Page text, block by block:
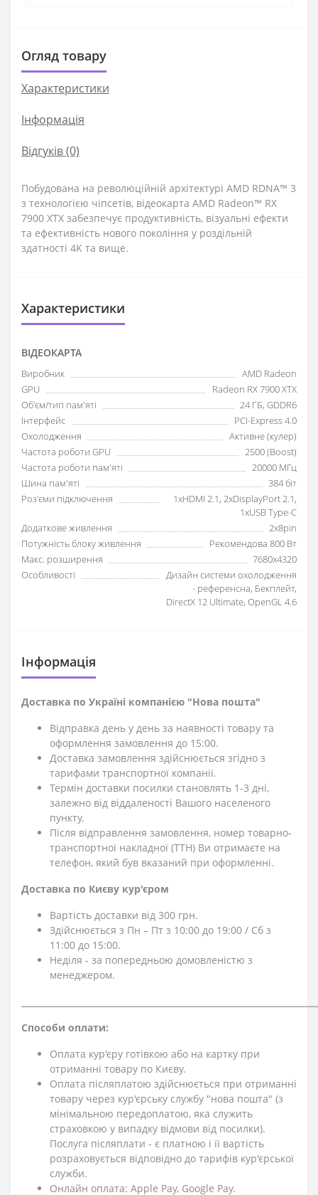
Огляд товару
Характеристики
Iнформація
Відгуків (0)
Побудована на революційній архітектурі AMD RDNA™ 3
з технологією чіпсетів, відеокарта AMD Radeon™ RX
7900 XTX забезпечує продуктивність, візуальні ефекти
та ефективність нового покоління у роздільній
здатності 4K та вище.
Характеристики
ВІДЕОКАРТА
Виробник
AMD Radeon
GPU
Radeon RX 7900 XTX
Об'єм/тип пам'яті
24 ГБ, GDDR6
Інтерфейс
PCI-Express 4.0
Охолодження
Активне (кулер)
Частота роботи GPU
2500 (Boost)
Частота роботи пам'яті
20000 МГц
Шина пам'яті
384 біт
Роз'єми підключення
1xHDMI 2.1, 2xDisplayPort 2.1,
1xUSB Type-C
Додаткове живлення
2x8pin
Потужність блоку живлення
Рекомендова 800 Вт
Макс. розширення
7680х4320
Особливості
Дизайн системи охолодження
- референсна, Бекплейт,
DirectX 12 Ultimate, OpenGL 4.6
Iнформація
Доставка по Україні компанією "Нова пошта"
Відправка день у день за наявності товару та
оформлення замовлення до 15:00.
Доставка замовлення здійснюється згідно з
тарифами транспортної компанії.
Термін доставки посилки становлять 1-3 дні,
залежно від віддаленості Вашого населеного
пункту.
Після відправлення замовлення, номер товарно-
транспортної накладної (ТТН) Ви отримаєте на
телефон, який був вказаний при оформленні.
Доставка по Києву кур'єром
Вартість доставки від 300 грн.
Здійснюється з Пн – Пт з 10:00 до 19:00 / Сб з
11:00 до 15:00.
Неділя - за попередньою домовленістю з
менеджером.
Способи оплати:
Оплата кур'єру готівкою або на картку при
отриманні товару по Києву.
Оплата післяплатою здійснюється при отриманні
товару через кур'єрську службу "нова пошта" (з
мінімальною передоплатою, яка служить
страховкою у випадку відмови від посилки).
Послуга післяплати - є платною і її вартість
розраховується відповідно до тарифів кур'єрської
служби.
Онлайн оплата: Apple Pay, Google Pay.